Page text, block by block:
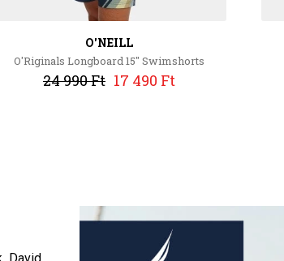
O'NEILL
O'Riginals Longboard 15" Swimshorts
24 990 Ft 17 490 Ft